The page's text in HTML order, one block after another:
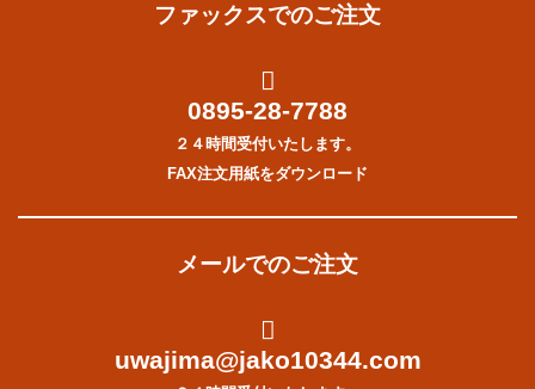
ファックスでのご注文
0895-28-7788
２４時間受付いたします。
FAX注文用紙をダウンロード
メールでのご注文
uwajima@jako10344.com